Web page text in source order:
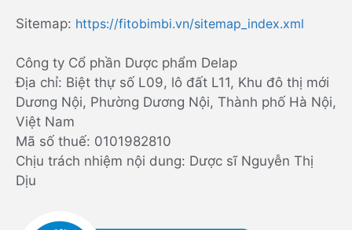
Sitemap: https://fitobimbi.vn/sitemap_index.xml
Công ty Cổ phần Dược phẩm Delap
Địa chỉ: Biệt thự số L09, lô đất L11, Khu đô thị mới
Dương Nội, Phường Dương Nội, Thành phố Hà Nội,
Việt Nam
Mã số thuế: 0101982810
Chịu trách nhiệm nội dung: Dược sĩ Nguyễn Thị
Dịu